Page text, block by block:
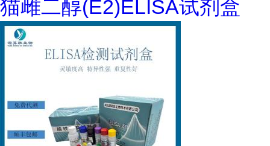
猫雌二醇(E2)ELISA试剂盒